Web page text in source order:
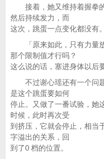
接着，她又维持着握拳的
然后持续发力，而
这次，跳蛋一点变化都没有。
「原来如此，只有力量放
那个限制值才行吗？
这么说的话，塞进身体以后
不过谢心瑶还有一个问题
是这个跳蛋要如何
停止。又做了一番试验，她
时候，此时再次受
到挤压，它就会停止，相当
字溢出的关系，回
到了0 档的位置。